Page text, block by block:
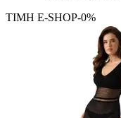
ΤΙΜΗ E-SHOP-0%